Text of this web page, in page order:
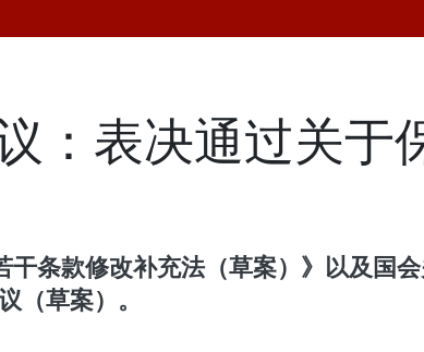
：表决通过关于
条款修改补充法（草案）》以及国
（草案）。